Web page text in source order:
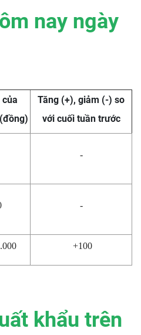
nay ngày
của
Tăng (+), giảm (-) so
với cuối tuần trước
-
-
+100
khẩu trên